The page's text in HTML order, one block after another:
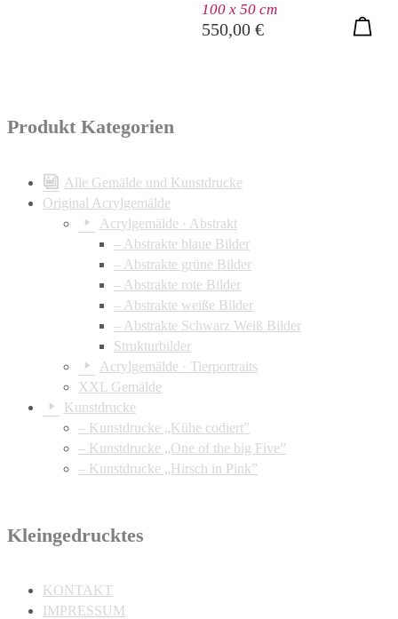
100 x 50 cm
550,00 €
Produkt Kategorien
Alle Gemälde und Kunstdrucke
Original Acrylgemälde
Acrylgemälde · Abstrakt
– Abstrakte blaue Bilder
– Abstrakte grüne Bilder
– Abstrakte rote Bilder
– Abstrakte weiße Bilder
– Abstrakte Schwarz Weiß Bilder
Strukturbilder
Acrylgemälde · Tierportraits
XXL Gemälde
Kunstdrucke
– Kunstdrucke „Kühe codiert”
– Kunstdrucke „One of the big Five”
– Kunstdrucke „Hirsch in Pink”
Kleingedrucktes
KONTAKT
IMPRESSUM